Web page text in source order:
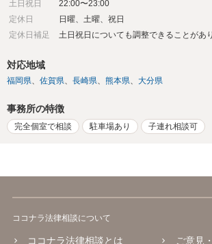
土日祝日
22:00〜23:00
定休日
日曜、土曜、祝日
定休日補足
土日祝日についても調整できることがあ
対応地域
福岡県 佐賀県 長崎県 熊本県 大分県
事務所の特徴
完全個室で相談 駐車場あり 子連れ相談可
ココナラ法律相談について
ココナラ法律相談とは ご意見